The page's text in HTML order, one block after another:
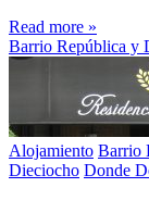
Read more »
Barrio República y
Alojamiento Barrio
Dieciocho Donde